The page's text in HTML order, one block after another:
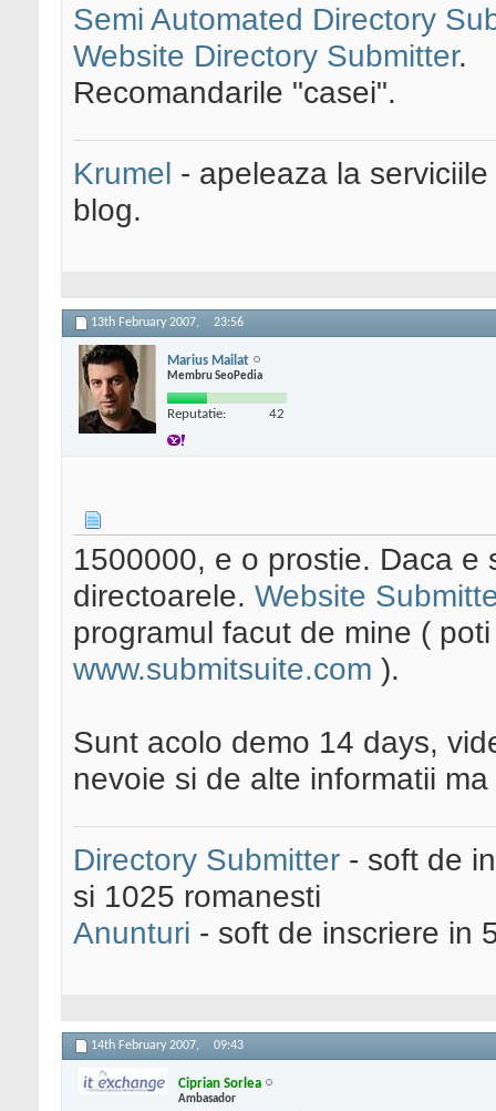
Semi Automated Directory
Website Directory Submitter.
Recomandarile "casei".
Krumel - apeleaza la
blog.
13th February 2007, 23:56
Marius Mailat
Membru SeoPedia
Reputatie: 42
1500000, e o prostie. Daca e
directoarele. Website
programul facut de mine (
www.submitsuite.com ).
Sunt acolo demo 14 days,
nevoie si de alte informatii
Directory Submitter - soft de
si 1025 romanesti
Anunturi - soft de inscriere in
14th February 2007, 09:43
Ciprian Sorlea
Ambasador